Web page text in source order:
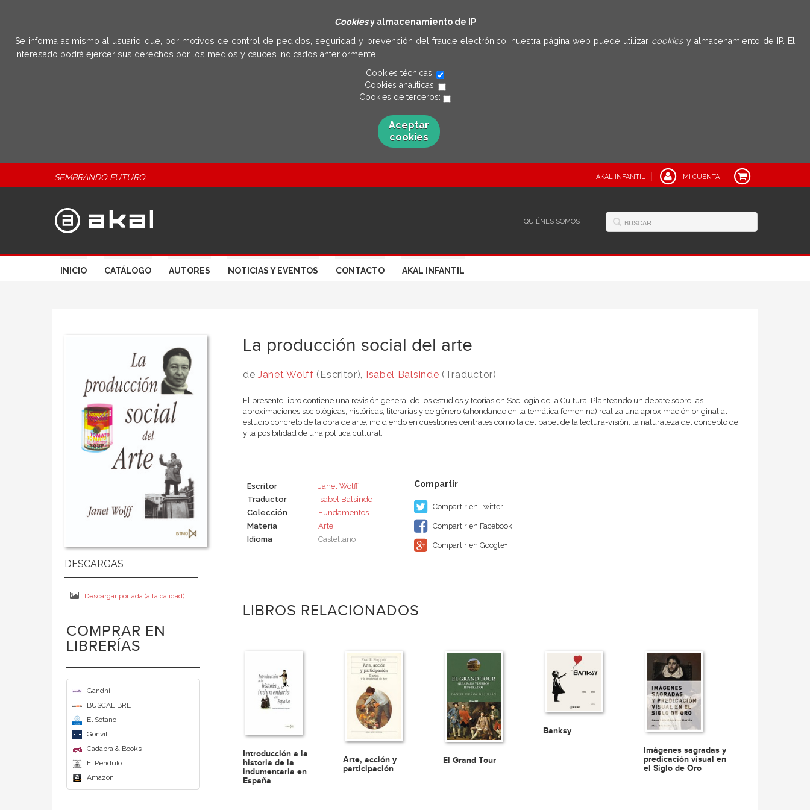
Cookiesy almacenamiento de IP
Se informa asimismo al usuario que, por motivos de control de pedidos, seguridad y prevención del fraude electrónico, nuestra página web puede utilizar cookies y almacenamiento de IP. El
interesado podrá ejercer sus derechos por los medios y cauces indicados anteriormente.
Cookies técnicas:
Cookies analíticas:
Cookies de terceros:
Aceptar
cookies
SEMBRANDO FUTURO AKAL INFANTIL MI CUENTA
QUIÉNES SOMOS
INICIO CATÁLOGO AUTORES NOTICIAS Y EVENTOS CONTACTO AKAL INFANTIL
Descargar portada (alta calidad)
COMPRAR EN
LIBRERÍAS
Gandhi
BUSCALIBRE
El Sótano
Gonvill
Cadabra & Books
El Péndulo
Amazon
La producción social del arte
deJanet Wolff (Escritor), Isabel Balsinde (Traductor)
El presente libro contiene una revisión general de los estudios y teorías en Socilogía de la Cultura. Planteando un debate sobre las
aproximaciones sociológicas, históricas, literarias y de género (ahondando en la temática femenina) realiza una aproximación original al
estudio concreto de la obra de arte, incidiendo en cuestiones centrales como la del papel de la lectura-visión, la naturaleza del concepto de
y la posibilidad de una política cultural.
Escritor
Janet Wolff
Traductor
Isabel Balsinde
Colección
Fundamentos
Materia
Arte
Idioma
Castellano
Compartir en Twitter
Compartir en Facebook
Compartir en Google+
LIBROS RELACIONADOS
Introducción a la
historia de la
indumentaria en
España
Arte, acción y
participación
El Grand Tour
Banksy
Imágenes sagradas y
predicación visual en
el Siglo de Oro